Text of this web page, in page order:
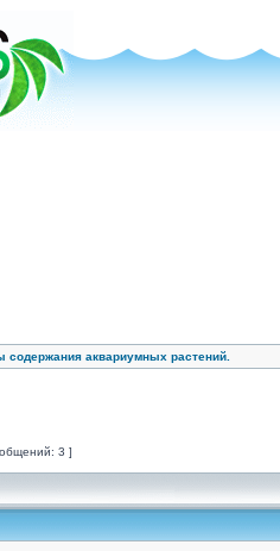
аквариумных растений.
3 ]